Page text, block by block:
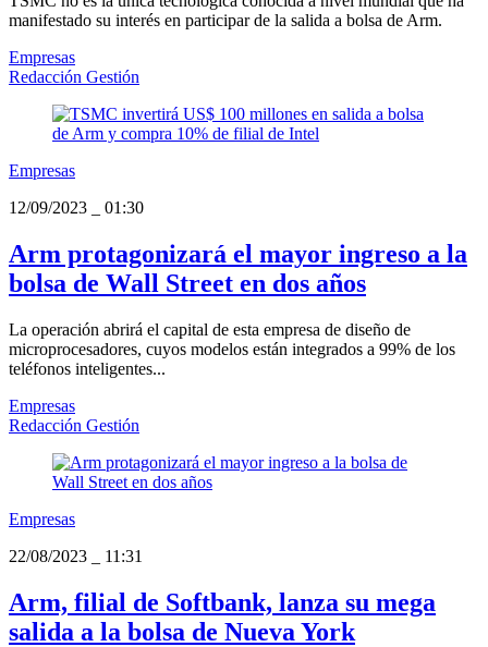
manifestado su interés en participar de la salida a bolsa de Arm.
Empresas
Redacción Gestión
Empresas
12/09/2023
01:30
Arm protagonizará el mayor ingreso a la
bolsa de Wall Street en dos años
La operación abrirá el capital de esta empresa de diseño de
microprocesadores, cuyos modelos están integrados a 99% de los
teléfonos inteligentes...
Empresas
Redacción Gestión
Empresas
22/08/2023
11:31
Arm, filial de Softbank, lanza su mega
salida a la bolsa de Nueva York